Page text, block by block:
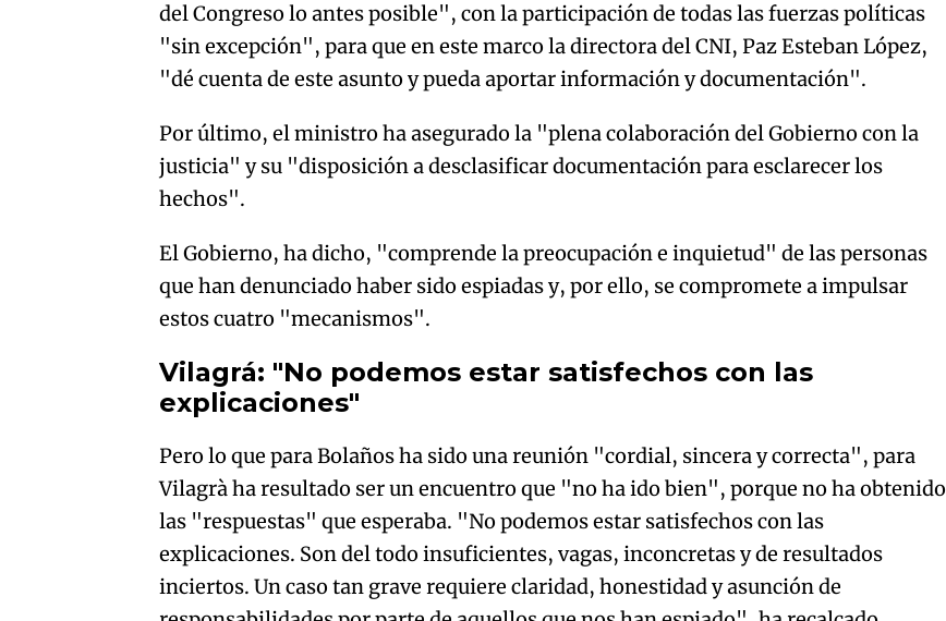
del Congreso lo antes posible", con la participación de todas las fuerzas políticas
"sin excepción", para que en este marco la directora del CNI, Paz Esteban López,
"dé cuenta de este asunto y pueda aportar información y documentación".
Por último, el ministro ha asegurado la "plena colaboración del Gobierno con la
justicia" y su "disposición a desclasificar documentación para esclarecer los
hechos".
El Gobierno, ha dicho, "comprende la preocupación e inquietud" de las personas
que han denunciado haber sido espiadas y, por ello, se compromete a impulsar
estos cuatro "mecanismos".
Vilagrá: "No podemos estar satisfechos con las
explicaciones"
Pero lo que para Bolaños ha sido una reunión "cordial, sincera y correcta", para
Vilagrà ha resultado ser un encuentro que "no ha ido bien", porque no ha obtenido
las "respuestas" que esperaba. "No podemos estar satisfechos con las
explicaciones. Son del todo insuficientes, vagas, inconcretas y de resultados
inciertos. Un caso tan grave requiere claridad, honestidad y asunción de